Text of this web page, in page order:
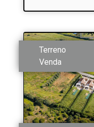
Terreno
Venda